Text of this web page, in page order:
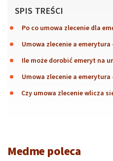
SPIS TREŚCI
Po co umowa zlecenie dla
Umowa zlecenie a emerytura
Ile może dorobić emeryt na
Umowa zlecenie a emerytura
Czy umowa zlecenie wlicza
Medme poleca